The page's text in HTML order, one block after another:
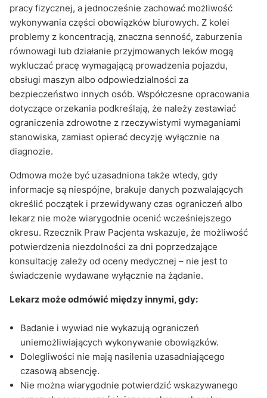
pracy fizycznej, a jednocześnie zachować możliwość
wykonywania części obowiązków biurowych. Z kolei
problemy z koncentracją, znaczna senność, zaburzenia
równowagi lub działanie przyjmowanych leków mogą
wykluczać pracę wymagającą prowadzenia pojazdu,
obsługi maszyn albo odpowiedzialności za
bezpieczeństwo innych osób. Współczesne opracowania
dotyczące orzekania podkreślają, że należy zestawiać
ograniczenia zdrowotne z rzeczywistymi wymaganiami
stanowiska, zamiast opierać decyzję wyłącznie na
diagnozie.
Odmowa może być uzasadniona także wtedy, gdy
informacje są niespójne, brakuje danych pozwalających
określić początek i przewidywany czas ograniczeń albo
lekarz nie może wiarygodnie ocenić wcześniejszego
okresu. Rzecznik Praw Pacjenta wskazuje, że możliwość
potwierdzenia niezdolności za dni poprzedzające
konsultację zależy od oceny medycznej – nie jest to
świadczenie wydawane wyłącznie na żądanie.
Lekarz może odmówić między innymi, gdy:
Badanie i wywiad nie wykazują ograniczeń
uniemożliwiających wykonywanie obowiązków.
Dolegliwości nie mają nasilenia uzasadniającego
czasową absencję.
Nie można wiarygodnie potwierdzić wskazywanego